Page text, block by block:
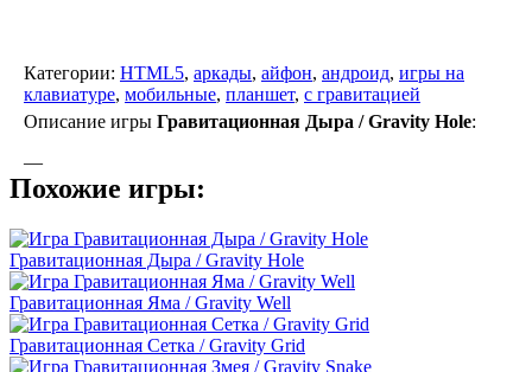
Категории: HTML5, аркады, айфон, андроид, игры на
клавиатуре, мобильные, планшет, с гравитацией
Описание игры Гравитационная Дыра / Gravity Hole:
—
Похожие игры:
Гравитационная Дыра / Gravity Hole
Гравитационная Яма / Gravity Well
Гравитационная Сетка / Gravity Grid